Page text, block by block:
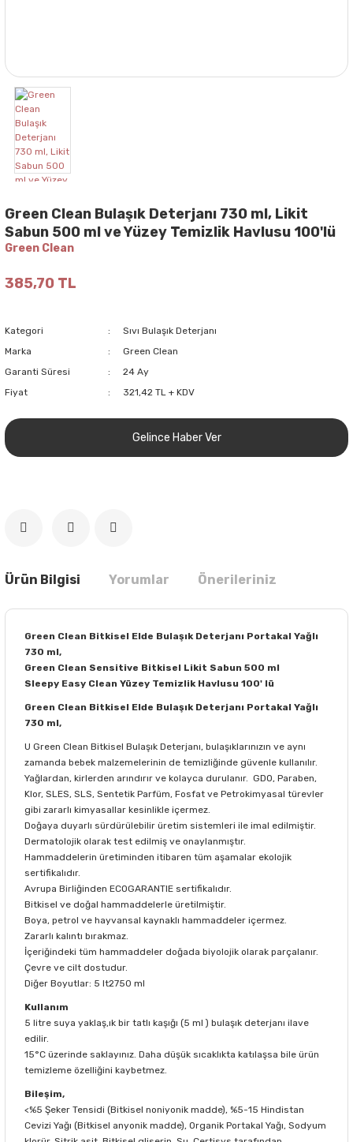
Green Clean Bulaşık Deterjanı 730 ml, Likit
Sabun 500 ml ve Yüzey Temizlik Havlusu 100'lü
Green Clean
385,70 TL
Kategori
Sıvı Bulaşık Deterjanı
Marka
Green Clean
Garanti Süresi
24 Ay
Fiyat
321,42 TL + KDV
Gelince Haber Ver
Ürün Bilgisi Yorumlar Önerileriniz
Green Clean Bitkisel Elde Bulaşık Deterjanı Portakal Yağlı
730 ml,
Green Clean Sensitive Bitkisel Likit Sabun 500 ml
Sleepy Easy Clean Yüzey Temizlik Havlusu 100' lü
Green Clean Bitkisel Elde Bulaşık Deterjanı Portakal Yağlı
730 ml,
U Green Clean Bitkisel Bulaşık Deterjanı, bulaşıklarınızın ve aynı
zamanda bebek malzemelerinin de temizliğinde güvenle kullanılır.
Yağlardan, kirlerden arındırır ve kolayca durulanır. GDO, Paraben,
Klor, SLES, SLS, Sentetik Parfüm, Fosfat ve Petrokimyasal türevler
gibi zararlı kimyasallar kesinlikle içermez.
Doğaya duyarlı sürdürülebilir üretim sistemleri ile imal edilmiştir.
Dermatolojik olarak test edilmiş ve onaylanmıştır.
Hammaddelerin üretiminden itibaren tüm aşamalar ekolojik
sertifikalıdır.
Avrupa Birliğinden ECOGARANTIE sertifikalıdır.
Bitkisel ve doğal hammaddelerle üretilmiştir.
Boya, petrol ve hayvansal kaynaklı hammaddeler içermez.
Zararlı kalıntı bırakmaz.
İçeriğindeki tüm hammaddeler doğada biyolojik olarak parçalanır.
Çevre ve cilt dostudur.
Diğer Boyutlar: 5 lt2750 ml
Kullanım
5 litre suya yaklaş,ık bir tatlı kaşığı (5 ml ) bulaşık deterjanı ilave
edilir.
15°C üzerinde saklayınız. Daha düşük sıcaklıkta katılaşsa bile ürün
temizleme özelliğini kaybetmez.
Bileşim,
<%5 Şeker Tensidi (Bitkisel noniyonik madde), %5-15 Hindistan
Cevizi Yağı (Bitkisel anyonik madde), Organik Portakal Yağı, Sodyum